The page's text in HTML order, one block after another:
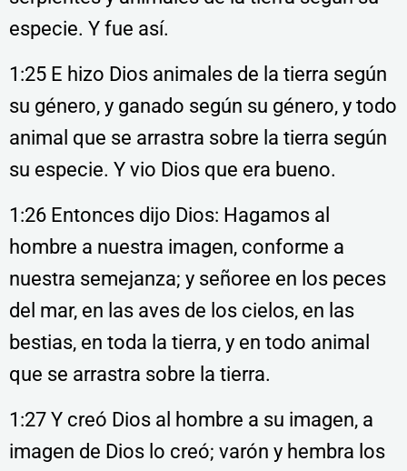
especie. Y fue así.
1:25 E hizo Dios animales de la tierra según
su género, y ganado según su género, y todo
animal que se arrastra sobre la tierra según
su especie. Y vio Dios que era bueno.
1:26 Entonces dijo Dios: Hagamos al
hombre a nuestra imagen, conforme a
nuestra semejanza; y señoree en los peces
del mar, en las aves de los cielos, en las
bestias, en toda la tierra, y en todo animal
que se arrastra sobre la tierra.
1:27 Y creó Dios al hombre a su imagen, a
imagen de Dios lo creó; varón y hembra los